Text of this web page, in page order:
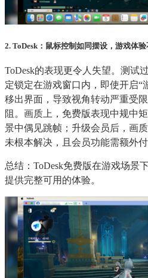
2. ToDesk：鼠标控制如同摆设，游戏体
ToDesk的表现更令人失望。测试
定锁定在游戏窗口内，即使开启“
移出界面，导致视角转动严重受
阻。画质上，免费版表现中规中
景中偶见跳帧；升级会员后，画
未根本解决，且会员功能需额外付
总结：ToDesk免费版在游戏场景
提供完整可用的体验。